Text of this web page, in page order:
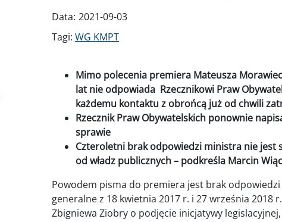
Data: 2021-09-03
Tagi: WG KMPT
Mimo polecenia premiera Mateusza
lat nie odpowiada Rzecznikowi Praw
każdemu kontaktu z obrońcą już od chwili
Rzecznik Praw Obywatelskich ponownie
sprawie
Czteroletni brak odpowiedzi ministra nie jest
od władz publicznych – podkreśla Marcin
Powodem pisma do premiera jest brak
generalne z 18 kwietnia 2017 r. i 27 września 2018
Zbigniewa Ziobry o podjęcie inicjatywy